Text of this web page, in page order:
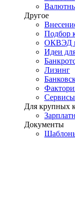
Другое
Подбор
ОКВЭД
Идеи
Лизинг
Сервисы
Для крупных
Документы